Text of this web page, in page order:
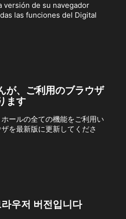
versión de su navegador
las funciones del Digital
が、ご利用のブラウザ
ます
ールの全ての機能をご利用い
を最新版に更新してくださ
우저 버전입니다